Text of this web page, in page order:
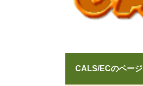
CALS/ECのページ